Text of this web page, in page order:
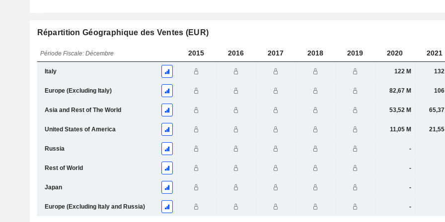
Répartition Géographique des Ventes (EUR)
Période Fiscale: Décembre 2015 2016 2017 2018 2019 2020 2021
Italy 122 M
Europe (Excluding Italy) 82,67 M
Asia and Rest of The World 53,52 M
United States of America 11,05 M
Russia -
Rest of World -
Japan -
Europe (Excluding Italy and Russia) -